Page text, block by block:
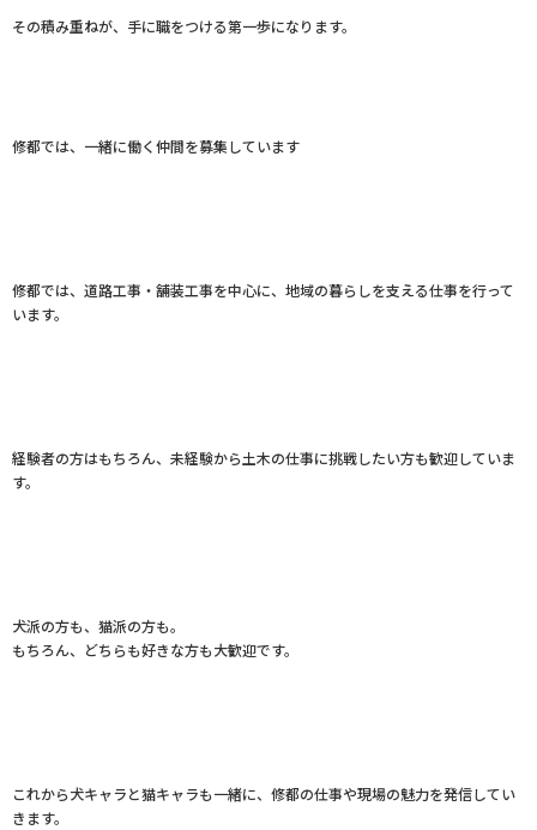
その積み重ねが、手に職をつける第一歩になります。
修都では、一緒に働く仲間を募集しています
修都では、道路工事・舗装工事を中心に、地域の暮らしを支える仕事を行って
います。
経験者の方はもちろん、未経験から土木の仕事に挑戦したい方も歓迎していま
す。
犬派の方も、猫派の方も。
もちろん、どちらも好きな方も大歓迎です。
これから犬キャラと猫キャラも一緒に、修都の仕事や現場の魅力を発信してい
きます。